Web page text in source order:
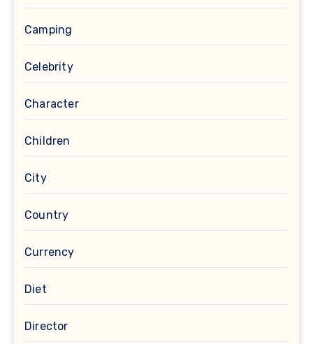
Camping
Celebrity
Character
Children
City
Country
Currency
Diet
Director